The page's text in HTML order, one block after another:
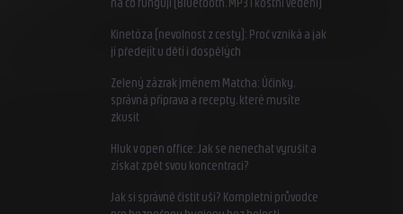
na co fungují (Bluetooth, MP3 i kostní vedení)
Kinetóza (nevolnost z cesty): Proč vzniká a jak
jí předejít u dětí i dospělých
Zelený zázrak jménem Matcha: Účinky,
správná příprava a recepty, které musíte
zkusit
Hluk v open office: Jak se nenechat vyrušit a
získat zpět svou koncentraci?
Jak si správně čistit uši? Kompletní průvodce